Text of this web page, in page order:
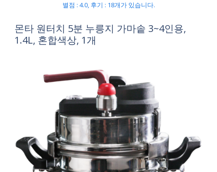
별점 : 4.0, 후기 : 18개가 있습니다.
몬타 원터치 5분 누릉지 가마솥 3~4인용,
1.4L, 혼합색상, 1개